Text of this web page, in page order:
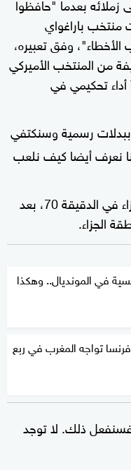
منتخب باراغواي
الأخطاء"، وفق تعبيره،
من المنتخب الأميركي
تحكيمي في
ببدلات رسمية وسنكتفي
نعرف أيضا كيف نلعب
وسجل مبابي هدف الفوز من ركلة جزاء في الدقيقة 70، بعد
الجزاء.
في المونديال.. وهكذا
فرنسا تواجه المغرب في ربع
ذلك. لا توجد